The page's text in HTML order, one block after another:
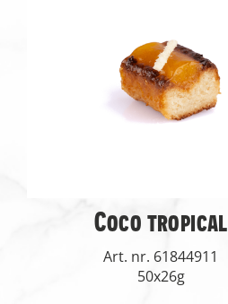
Coco tropical
Art. nr. 61844911
50x26g